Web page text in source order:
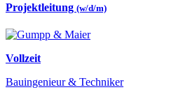
Projektleitung (w/d/m)
Vollzeit
Bauingenieur & Techniker